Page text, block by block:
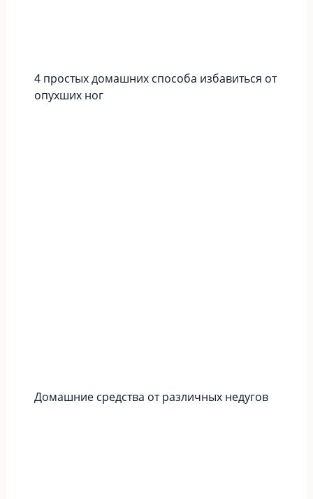
4 простых домашних способа избавиться от
опухших ног
Домашние средства от различных недугов